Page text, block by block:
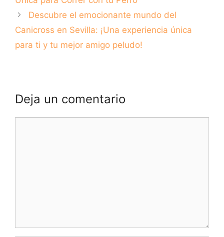
Descubre el emocionante mundo del
Canicross en Sevilla: ¡Una experiencia única
para ti y tu mejor amigo peludo!
Deja un comentario